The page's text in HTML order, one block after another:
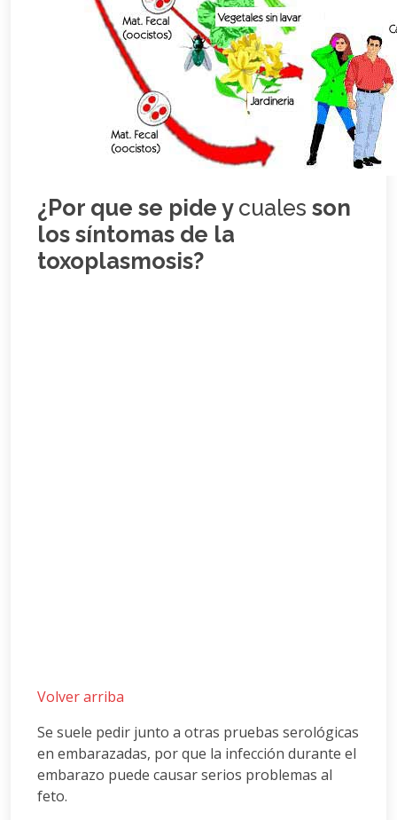
¿Por que se pide y cuales son
los síntomas de la
toxoplasmosis?
Volver arriba
Se suele pedir junto a otras pruebas serológicas
en embarazadas, por que la infección durante el
embarazo puede causar serios problemas al
feto.